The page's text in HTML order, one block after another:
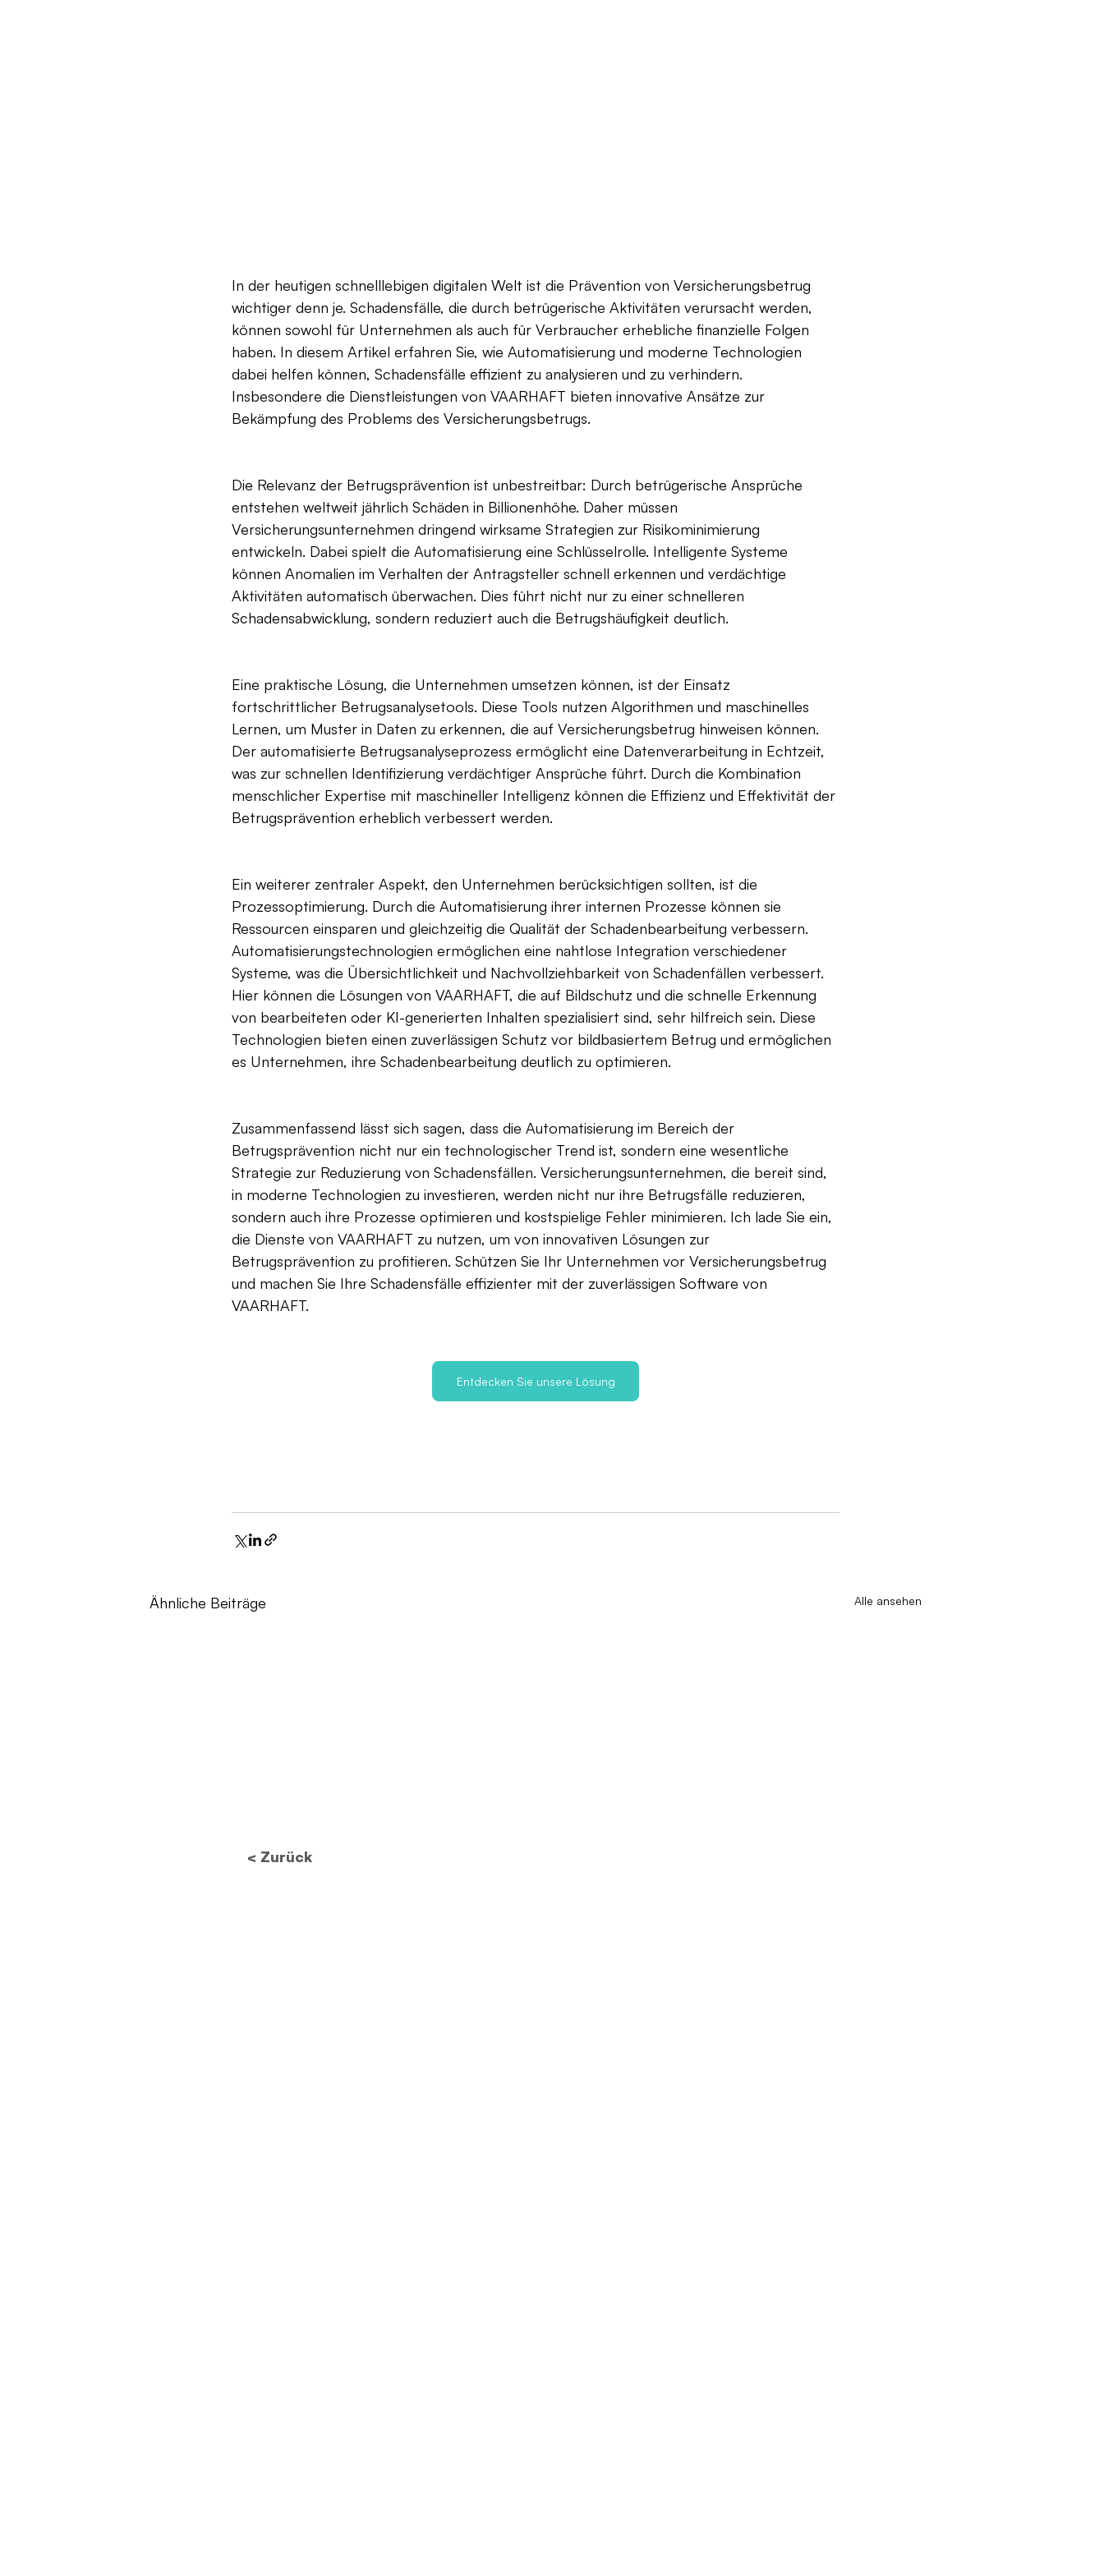
In der heutigen schnelllebigen digitalen Welt ist die Prävention von Versicherungsbetrug
wichtiger denn je. Schadensfälle, die durch betrügerische Aktivitäten verursacht werden,
können sowohl für Unternehmen als auch für Verbraucher erhebliche finanzielle Folgen
haben. In diesem Artikel erfahren Sie, wie Automatisierung und moderne Technologien
dabei helfen können, Schadensfälle effizient zu analysieren und zu verhindern.
Insbesondere die Dienstleistungen von VAARHAFT bieten innovative Ansätze zur
Bekämpfung des Problems des Versicherungsbetrugs.
Die Relevanz der Betrugsprävention ist unbestreitbar: Durch betrügerische Ansprüche
entstehen weltweit jährlich Schäden in Billionenhöhe. Daher müssen
Versicherungsunternehmen dringend wirksame Strategien zur Risikominimierung
entwickeln. Dabei spielt die Automatisierung eine Schlüsselrolle. Intelligente Systeme
können Anomalien im Verhalten der Antragsteller schnell erkennen und verdächtige
Aktivitäten automatisch überwachen. Dies führt nicht nur zu einer schnelleren
Schadensabwicklung, sondern reduziert auch die Betrugshäufigkeit deutlich.
Eine praktische Lösung, die Unternehmen umsetzen können, ist der Einsatz
fortschrittlicher Betrugsanalysetools. Diese Tools nutzen Algorithmen und maschinelles
Lernen, um Muster in Daten zu erkennen, die auf Versicherungsbetrug hinweisen können.
Der automatisierte Betrugsanalyseprozess ermöglicht eine Datenverarbeitung in Echtzeit,
was zur schnellen Identifizierung verdächtiger Ansprüche führt. Durch die Kombination
menschlicher Expertise mit maschineller Intelligenz können die Effizienz und Effektivität der
Betrugsprävention erheblich verbessert werden.
Ein weiterer zentraler Aspekt, den Unternehmen berücksichtigen sollten, ist die
Prozessoptimierung. Durch die Automatisierung ihrer internen Prozesse können sie
Ressourcen einsparen und gleichzeitig die Qualität der Schadenbearbeitung verbessern.
Automatisierungstechnologien ermöglichen eine nahtlose Integration verschiedener
Systeme, was die Übersichtlichkeit und Nachvollziehbarkeit von Schadenfällen verbessert.
Hier können die Lösungen von VAARHAFT, die auf Bildschutz und die schnelle Erkennung
von bearbeiteten oder KI-generierten Inhalten spezialisiert sind, sehr hilfreich sein. Diese
Technologien bieten einen zuverlässigen Schutz vor bildbasiertem Betrug und ermöglichen
es Unternehmen, ihre Schadenbearbeitung deutlich zu optimieren.
Zusammenfassend lässt sich sagen, dass die Automatisierung im Bereich der
Betrugsprävention nicht nur ein technologischer Trend ist, sondern eine wesentliche
Strategie zur Reduzierung von Schadensfällen. Versicherungsunternehmen, die bereit sind,
in moderne Technologien zu investieren, werden nicht nur ihre Betrugsfälle reduzieren,
sondern auch ihre Prozesse optimieren und kostspielige Fehler minimieren. Ich lade Sie ein,
die Dienste von VAARHAFT zu nutzen, um von innovativen Lösungen zur
Betrugsprävention zu profitieren. Schützen Sie Ihr Unternehmen vor Versicherungsbetrug
und machen Sie Ihre Schadensfälle effizienter mit der zuverlässigen Software von
VAARHAFT.
Entdecken Sie unsere Lösung
Ähnliche Beiträge Alle ansehen
< Zurück